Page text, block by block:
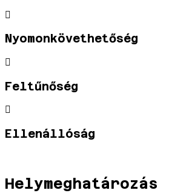
Nyomonkövethetőség
Feltűnőség
Ellenállóság
Helymeghatározás